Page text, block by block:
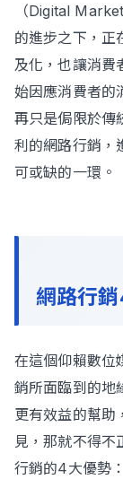
（Digital
的進步之下，正
及化，也讓消費
始因應消費者的
再只是侷限於傳
利的網路行銷，
可或缺的一環。
網路行
在這個仰賴數位
銷所面臨到的地
更有效益的幫助
見，那就不得
行銷的4大優勢：